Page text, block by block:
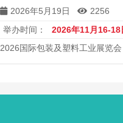
2026年5月19日
2256
举办时间：
2026年11月16-18
2026国际包装及塑料工业展览